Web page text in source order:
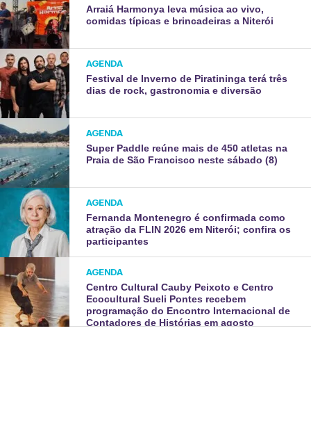
Arraiá Harmonya leva música ao vivo,
comidas típicas e brincadeiras a Niterói
AGENDA
Festival de Inverno de Piratininga terá três
dias de rock, gastronomia e diversão
AGENDA
Super Paddle reúne mais de 450 atletas na
Praia de São Francisco neste sábado (8)
AGENDA
Fernanda Montenegro é confirmada como
atração da FLIN 2026 em Niterói; confira os
participantes
AGENDA
Centro Cultural Cauby Peixoto e Centro
Ecocultural Sueli Pontes recebem
programação do Encontro Internacional de
Contadores de Histórias em agosto